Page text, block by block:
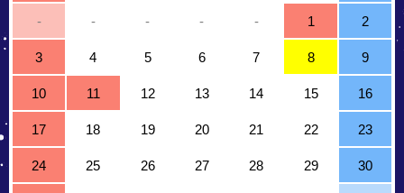
- - - - - 1 2
3 4 5 6 7 8 9
10 11 12 13 14 15 16
17 18 19 20 21 22 23
24 25 26 27 28 29 30